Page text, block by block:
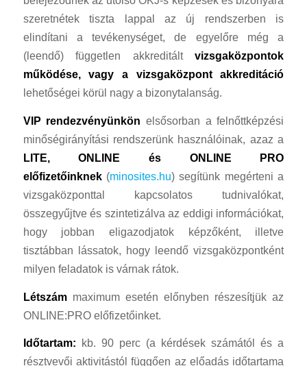
szeretnétek tiszta lappal az új rendszerben is
elindítani a tevékenységet, de egyelőre még a
(leendő) független akkreditáltvizsgaközpontok
működése, vagy a vizsgaközpont akkreditáció
lehetőségei körül nagy a bizonytalanság.
VIP rendezvényünkön elsősorban a felnőttképzési
minőségirányítási rendszerünk használóinak, azaz a
LITE,
ONLINE és ONLINE PRO
előfizetőinknek(minosites.hu) segítünk megérteni a
vizsgaközponttal kapcsolatos tudnivalókat,
összegyűjtve és szintetizálva az eddigi információkat,
hogy jobban eligazodjatok képzőként, illetve
tisztábban lássatok, hogy leendő vizsgaközpontként
milyen feladatok is várnak rátok.
Létszámmaximum esetén előnyben részesítjük az
ONLINE:PRO előfizetőinket.
Időtartam: kb. 90 perc (a kérdések számától és a
résztvevői aktivitástól függően az előadás időtartama